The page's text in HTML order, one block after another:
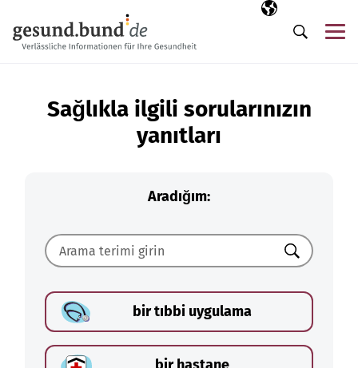
Seçili dil
TR
Arama
Sağlıkla ilgili sorularınızın
yanıtları
Aradığım:
Ara
bir tıbbi uygulama